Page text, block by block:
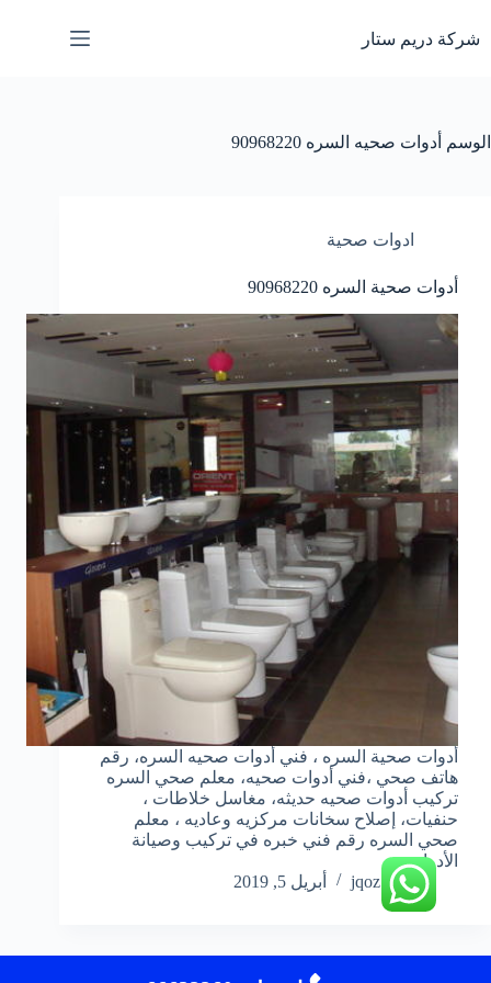
إلى
المحتوى
شركة دريم ستار
الوسم أدوات صحيه السره 90968220
ادوات صحية
أدوات صحية السره 90968220
أدوات صحية السره ، فني أدوات صحيه السره، رقم
هاتف صحي ،فني أدوات صحيه، معلم صحي السره
تركيب أدوات صحيه حديثه، مغاسل خلاطات ،
حنفيات، إصلاح سخانات مركزيه وعاديه ، معلم
صحي السره رقم فني خبره في تركيب وصيانة
الأدوات…
jqoz51ek
أبريل 5, 2019